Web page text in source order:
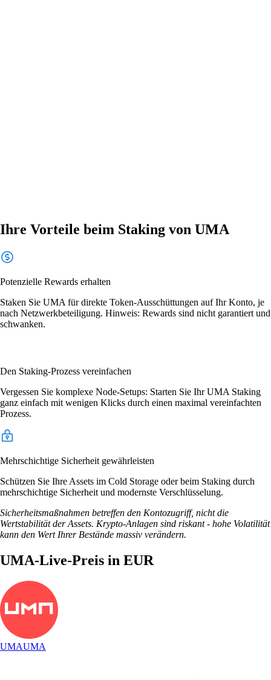
Ihre Vorteile beim Staking von UMA
Potenzielle Rewards erhalten
Staken Sie UMA für direkte Token-Ausschüttungen auf Ihr Konto, je
nach Netzwerkbeteiligung. Hinweis: Rewards sind nicht garantiert und
schwanken.
Den Staking-Prozess vereinfachen
Vergessen Sie komplexe Node-Setups: Starten Sie Ihr UMA Staking
ganz einfach mit wenigen Klicks durch einen maximal vereinfachten
Prozess.
Mehrschichtige Sicherheit gewährleisten
Schützen Sie Ihre Assets im Cold Storage oder beim Staking durch
mehrschichtige Sicherheit und modernste Verschlüsselung.
Sicherheitsmaßnahmen betreffen den Kontozugriff, nicht die
Wertstabilität der Assets. Krypto-Anlagen sind riskant - hohe Volatilität
kann den Wert Ihrer Bestände massiv verändern.
UMA-Live-Preis in EUR
UMAUMA